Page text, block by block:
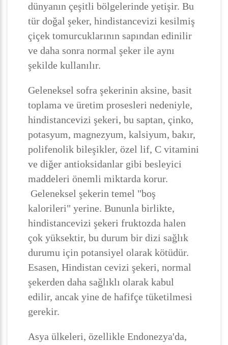
dünyanın çeşitli bölgelerinde yetişir. Bu
tür doğal şeker, hindistancevizi kesilmiş
çiçek tomurcuklarının sapından edinilir
ve daha sonra normal şeker ile aynı
şekilde kullanılır.
Geleneksel sofra şekerinin aksine, basit
toplama ve üretim prosesleri nedeniyle,
hindistancevizi şekeri, bu saptan, çinko,
potasyum, magnezyum, kalsiyum, bakır,
polifenolik bileşikler, özel lif, C vitamini
ve diğer antioksidanlar gibi besleyici
maddeleri önemli miktarda korur.
Geleneksel şekerin temel "boş
kalorileri" yerine. Bununla birlikte,
hindistancevizi şekeri fruktozda halen
çok yüksektir, bu durum bir dizi sağlık
durumu için potansiyel olarak kötüdür.
Esasen, Hindistan cevizi şekeri, normal
şekerden daha sağlıklı olarak kabul
edilir, ancak yine de hafifçe tüketilmesi
gerekir.
Asya ülkeleri, özellikle Endonezya'da,